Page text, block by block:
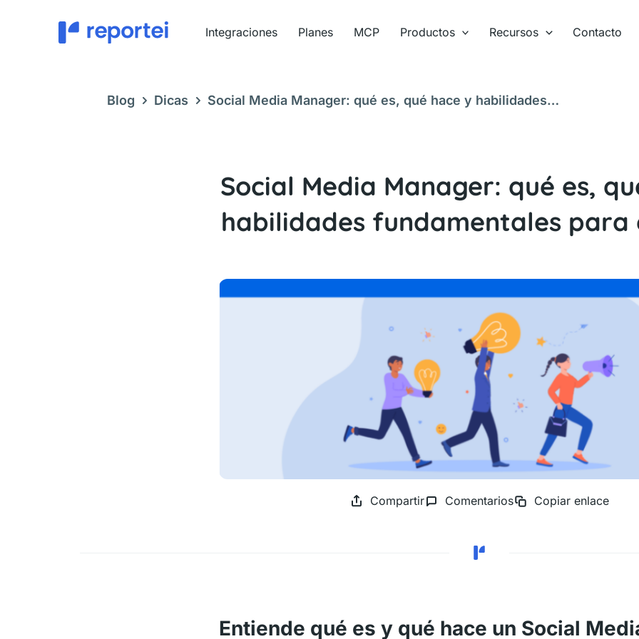
Integraciones Planes MCP Productos Recursos Contacto
Blog Dicas
Social Media Manager: qué es, qué hace y habilidades
Social Media Manager: qué es,
habilidades fundamentales para
Compartir Comentarios Copiar enlace
Entiende qué es y qué hace un Social